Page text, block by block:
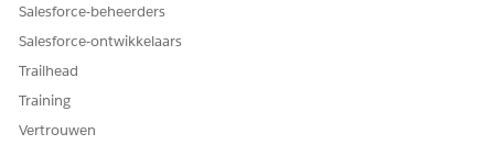
Salesforce-beheerders
Salesforce-ontwikkelaars
Trailhead
Training
Vertrouwen